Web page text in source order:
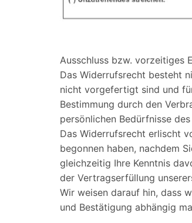
Ausschluss bzw. vorzeitiges
Das Widerrufsrecht besteht
nicht vorgefertigt sind und
Bestimmung durch den
persönlichen Bedürfnisse
Das Widerrufsrecht erlischt
begonnen haben, nachdem
gleichzeitig Ihre Kenntnis
der Vertragserfüllung
Wir weisen darauf hin, dass
und Bestätigung abhängig